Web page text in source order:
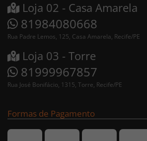
Loja 02 - Casa Amarela
81984080668
Rua Padre Lemos, 125, Casa Amarela, Recife/PE
Loja 03 - Torre
81999967857
Rua José Bonifácio, 1315, Torre, Recife/PE
Formas de Pagamento